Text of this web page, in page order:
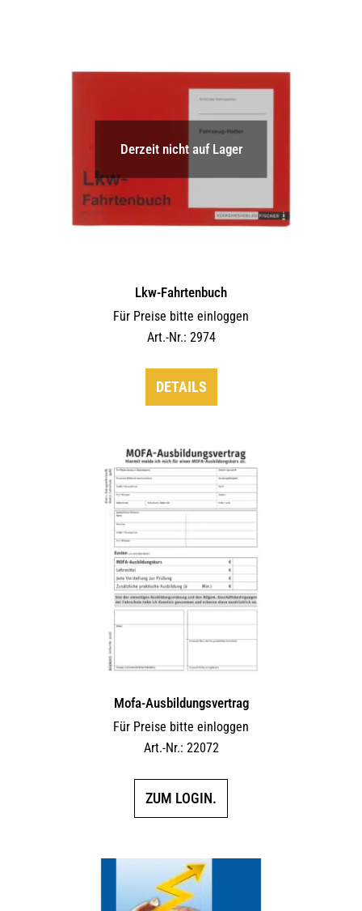
Derzeit nicht auf Lager
Lkw-Fahrtenbuch
Für Preise bitte einloggen
Art.-Nr.: 2974
DETAILS
Mofa-Ausbildungsvertrag
Für Preise bitte einloggen
Art.-Nr.: 22072
ZUM LOGIN.